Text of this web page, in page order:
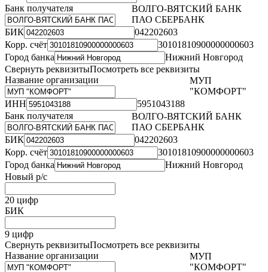
Банк получателя
ВОЛГО-ВЯТСКИЙ БАНК
ПАО СБЕРБАНК
БИК
042202603
Корр. счёт
30101810900000000603
Город банка
Нижний Новгород
Свернуть реквизитыПосмотреть все реквизиты
Название организации
МУП
"КОМФОРТ"
ИНН
5951043188
Банк получателя
ВОЛГО-ВЯТСКИЙ БАНК
ПАО СБЕРБАНК
БИК
042202603
Корр. счёт
30101810900000000603
Город банка
Нижний Новгород
Новый р/с
20 цифр
БИК
9 цифр
Свернуть реквизитыПосмотреть все реквизиты
Название организации
МУП
"КОМФОРТ"